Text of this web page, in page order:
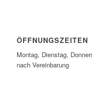
ÖFFNUNGSZEITEN
Montag, Dienstag,
nach Vereinbarung